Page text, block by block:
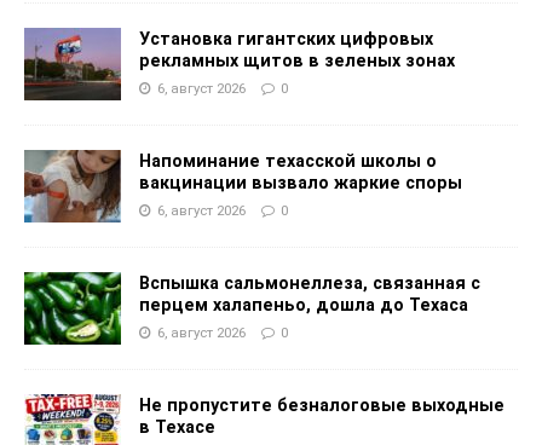
Установка гигантских цифровых
рекламных щитов в зеленых зонах
6, август 2026 0
Напоминание техасской школы о
вакцинации вызвало жаркие споры
6, август 2026 0
Вспышка сальмонеллеза, связанная с
перцем халапеньо, дошла до Техаса
6, август 2026 0
Не пропустите безналоговые выходные
в Техасе